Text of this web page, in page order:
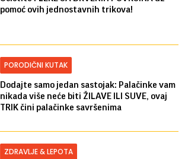
pomoć ovih jednostavnih trikova!
PORODIČNI KUTAK
Dodajte samo jedan sastojak: Palačinke vam
nikada više neće biti ŽILAVE ILI SUVE, ovaj
TRIK čini palačinke savršenima
ZDRAVLJE & LEPOTA